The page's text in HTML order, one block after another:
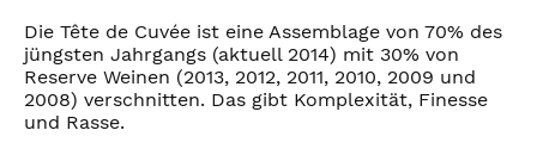
Die Tête de Cuvée ist eine Assemblage von 70% des
jüngsten Jahrgangs (aktuell 2014) mit 30% von
Reserve Weinen (2013, 2012, 2011, 2010, 2009 und
2008) verschnitten. Das gibt Komplexität, Finesse
und Rasse.